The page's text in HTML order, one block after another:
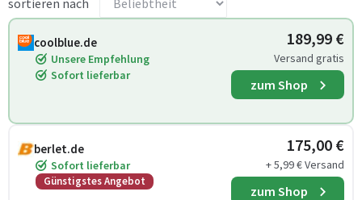
sortieren nach
coolblue.de
Unsere Empfehlung
Sofort lieferbar
189,99 €
Versand gratis
zum Shop
berlet.de
Sofort lieferbar
Günstigstes Angebot
175,00 €
+ 5,99 € Versand
zum Shop